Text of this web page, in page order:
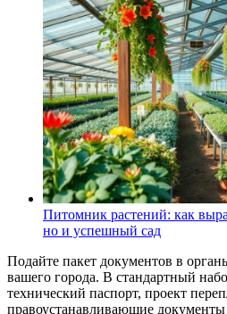
Питомник растений: как
но и успешный сад
Подайте пакет документов в
вашего города. В стандартный
технический паспорт, проект
правоустанавливающие